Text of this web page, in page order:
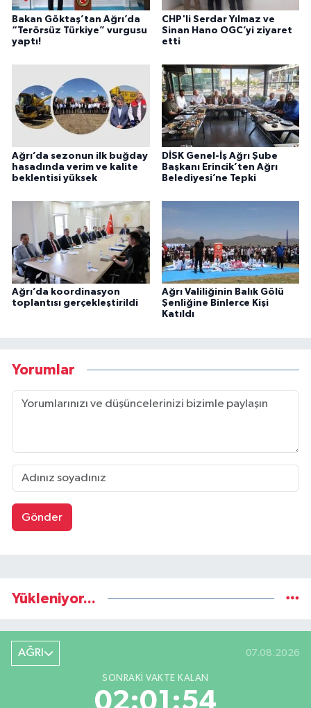
Bakan Göktaş’tan Ağrı’da
“Terörsüz Türkiye” vurgusu
yaptı!
CHP'li Serdar Yılmaz ve
Sinan Hano OGC’yi ziyaret
etti
Ağrı’da sezonun ilk buğday
hasadında verim ve kalite
beklentisi yüksek
DİSK Genel-İş Ağrı Şube
Başkanı Erincik’ten Ağrı
Belediyesi’ne Tepki
Ağrı’da koordinasyon
toplantısı gerçekleştirildi
Ağrı Valiliğinin Balık Gölü
Şenliğine Binlerce Kişi
Katıldı
Yorumlar
Gönder
Yükleniyor...
AĞRI 07.08.2026
SONRAKI VAKTE KALAN
02:01:53